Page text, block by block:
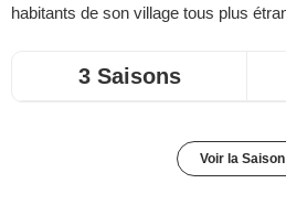
habitants de son village tous plus
3 Saisons
Voir la